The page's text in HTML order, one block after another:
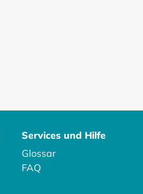
Services und Hilfe
Glossar
FAQ